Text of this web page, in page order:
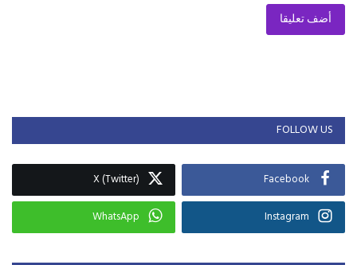
أضف تعليقا
FOLLOW US
Facebook
X (Twitter)
Instagram
WhatsApp